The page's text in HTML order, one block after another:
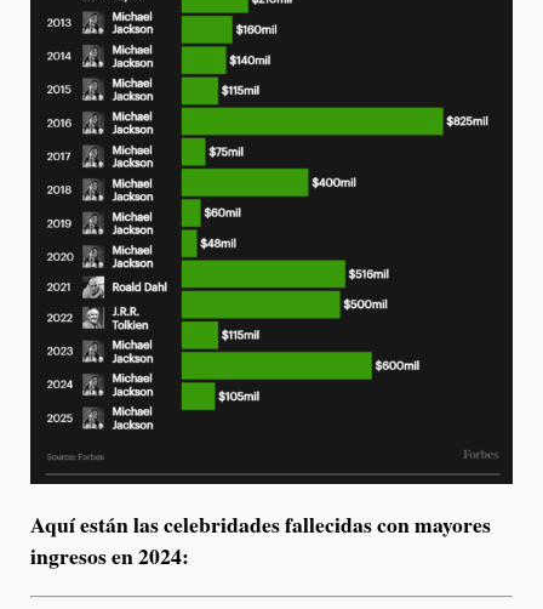
Aquí están las celebridades fallecidas con mayores
ingresos en 2024: